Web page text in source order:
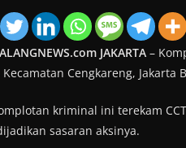
JAKARTA –
Kecamatan Cengkareng,
kriminal ini terekam
sasaran aksinya.